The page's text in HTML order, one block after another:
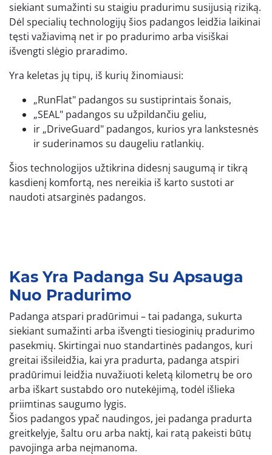
siekiant sumažinti su staigiu pradurimu susijusią riziką.
Dėl specialių technologijų šios padangos leidžia laikinai
tęsti važiavimą net ir po pradurimo arba visiškai
išvengti slėgio praradimo.
Yra keletas jų tipų, iš kurių žinomiausi:
„RunFlat" padangos su sustiprintais šonais,
„SEAL" padangos su užpildančiu geliu,
ir „DriveGuard" padangos, kurios yra lankstesnės
ir suderinamos su daugeliu ratlankių.
Šios technologijos užtikrina didesnį saugumą ir tikrą
kasdienį komfortą, nes nereikia iš karto sustoti ar
naudoti atsarginės padangos.
Kas Yra Padanga Su Apsauga
Nuo Pradurimo
Padanga atspari pradūrimui – tai padanga, sukurta
siekiant sumažinti arba išvengti tiesioginių pradurimo
pasekmių. Skirtingai nuo standartinės padangos, kuri
greitai išsileidžia, kai yra pradurta, padanga atspiri
pradūrimui leidžia nuvažiuoti keletą kilometrų be oro
arba iškart sustabdo oro nutekėjimą, todėl išlieka
priimtinas saugumo lygis.
Šios padangos ypač naudingos, jei padanga pradurta
greitkelyje, šaltu oru arba naktį, kai ratą pakeisti būtų
pavojinga arba neįmanoma.